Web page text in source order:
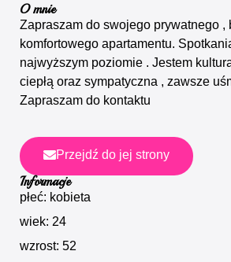
O mnie
Zapraszam do swojego prywatnego ,
komfortowego apartamentu.
najwyższym poziomie . Jestem
ciepłą oraz sympatyczna , zawsze
Zapraszam do kontaktu
Przejdź do jej strony
Informacje
płeć: kobieta
wiek: 24
wzrost: 52